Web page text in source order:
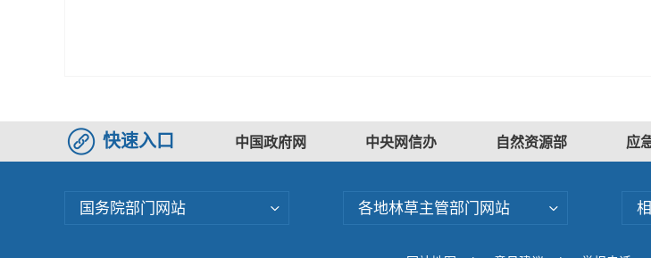
快速入口 中国政府网 中央网信办 自然资源部 应
国务院部门网站 各地林草主管部门网站